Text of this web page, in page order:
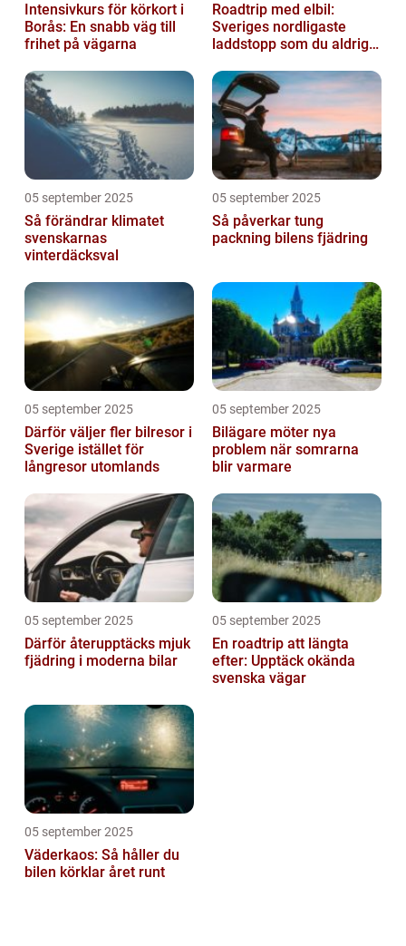
Intensivkurs för körkort i
Borås: En snabb väg till
frihet på vägarna
Roadtrip med elbil:
Sveriges nordligaste
laddstopp som du aldrig
05 september 2025
Så förändrar klimatet
svenskarnas
vinterdäcksval
05 september 2025
Så påverkar tung
packning bilens fjädring
05 september 2025
Därför väljer fler bilresor i
Sverige istället för
långresor utomlands
05 september 2025
Bilägare möter nya
problem när somrarna
blir varmare
05 september 2025
Därför återupptäcks mjuk
fjädring i moderna bilar
05 september 2025
En roadtrip att längta
efter: Upptäck okända
svenska vägar
05 september 2025
Väderkaos: Så håller du
bilen körklar året runt